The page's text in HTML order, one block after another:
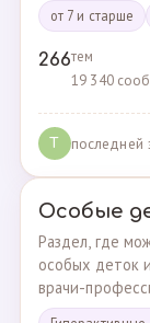
от 7 и старше
266тем
19 340
T последней
Особые
Раздел, где
особых деток
врачи-